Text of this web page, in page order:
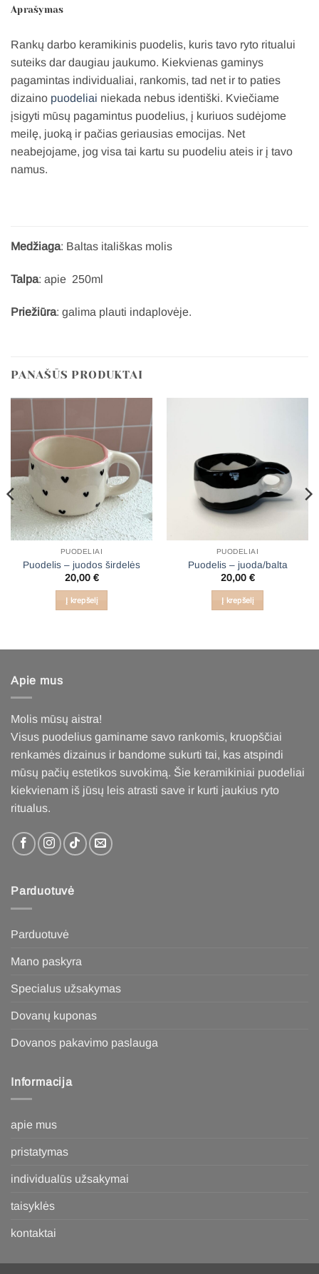
Aprašymas
Rankų darbo keramikinis puodelis, kuris tavo ryto ritualui
suteiks dar daugiau jaukumo. Kiekvienas gaminys
pagamintas individualiai, rankomis, tad net ir to paties
dizaino puodeliai niekada nebus identiški. Kviečiame
įsigyti mūsų pagamintus puodelius, į kuriuos sudėjome
meilę, juoką ir pačias geriausias emocijas. Net
neabejojame, jog visa tai kartu su puodeliu ateis ir į tavo
namus.
Medžiaga: Baltas itališkas molis
Talpa: apie 250ml
Priežiūra: galima plauti indaplovėje.
PANAŠŪS PRODUKTAI
PUODELIAI
Puodelis – juodos širdelės
20,00 €
Į krepšelį
PUODELIAI
Puodelis – juoda/balta
20,00 €
Į krepšelį
Apie mus
Molis mūsų aistra!
Visus puodelius gaminame savo rankomis, kruopščiai
renkamės dizainus ir bandome sukurti tai, kas atspindi
mūsų pačių estetikos suvokimą. Šie keramikiniai puodeliai
kiekvienam iš jūsų leis atrasti save ir kurti jaukius ryto
ritualus.
Parduotuvė
Parduotuvė
Mano paskyra
Specialus užsakymas
Dovanų kuponas
Dovanos pakavimo paslauga
Informacija
apie mus
pristatymas
individualūs užsakymai
taisyklės
kontaktai